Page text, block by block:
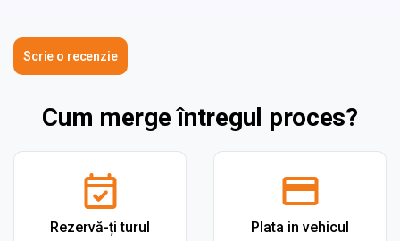
Scrie o recenzie
Cum merge întregul proces?
Rezervă-ți turul Plata in vehicul